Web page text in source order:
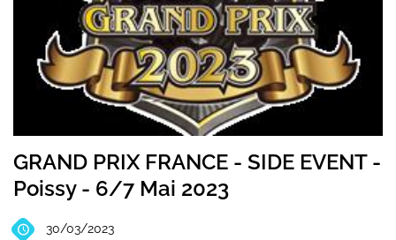
GRAND PRIX FRANCE - SIDE EVENT -
Poissy - 6/7 Mai 2023
30/03/2023